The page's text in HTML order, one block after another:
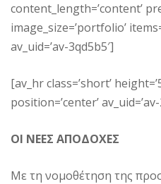
content_length=’content’
image_size=’portfolio’
av_uid=’av-3qd5b5′]
[av_hr class=’short’
position=’center’
ΟΙ ΝΕΕΣ ΑΠΟΔΟΧΕΣ
Με τη νομοθέτηση της